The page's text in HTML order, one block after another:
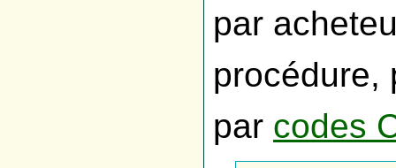
par
procédure,
par codes